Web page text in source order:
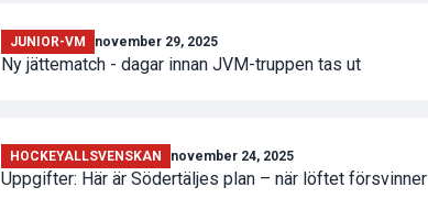
JUNIOR-VM november 29, 2025
Ny jättematch - dagar innan JVM-truppen tas ut
HOCKEYALLSVENSKAN november 24, 2025
Uppgifter: Här är Södertäljes plan – när löftet försvinner